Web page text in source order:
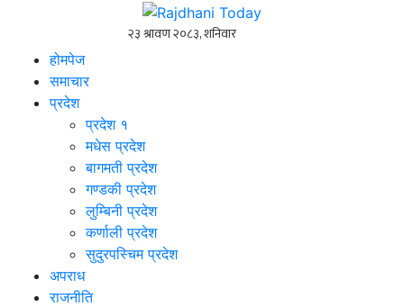
होमपेज
समाचार
प्रदेश
प्रदेश १
मधेस प्रदेश
बागमती प्रदेश
गण्डकी प्रदेश
लुम्बिनी प्रदेश
कर्णाली प्रदेश
सुदुरपस्चिम प्रदेश
अपराध
राजनीति